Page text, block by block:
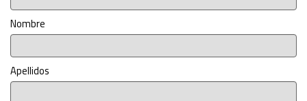
Nombre
Apellidos